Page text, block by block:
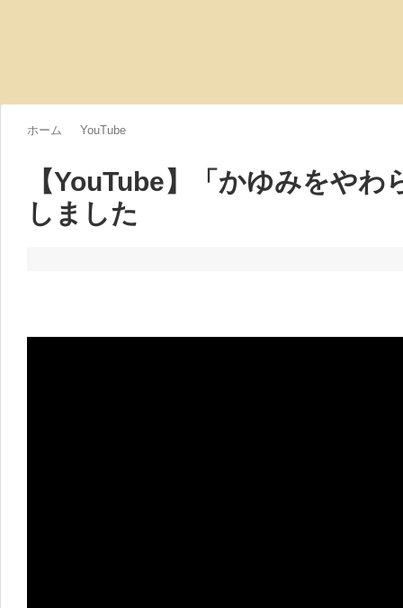
ホーム YouTube
【YouTube】「かゆみをやわ
しました